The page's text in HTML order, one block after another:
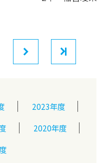
2023年度
2020年度